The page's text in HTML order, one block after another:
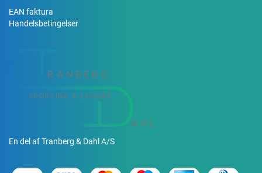
EAN faktura
Handelsbetingelser
En del af Tranberg & Dahl A/S